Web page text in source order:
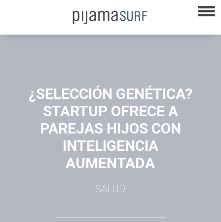
¿SELECCIÓN GENÉTICA?
STARTUP OFRECE A
PAREJAS HIJOS CON
INTELIGENCIA
AUMENTADA
SALUD